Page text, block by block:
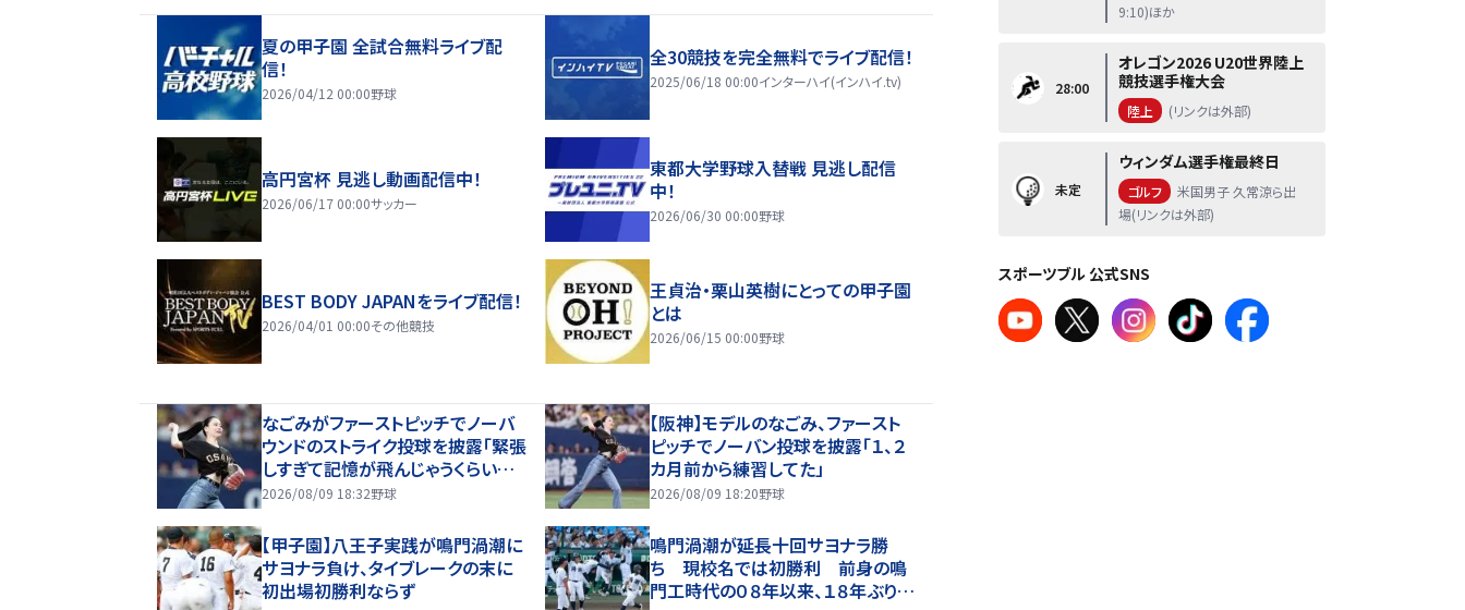
夏の甲子園 全試合無料ライブ配
信！
2026/04/12 00:00野球
全30競技を完全無料でライブ配信！
2025/06/18 00:00インターハイ(インハイ.tv)
高円宮杯 見逃し動画配信中！
2026/06/17 00:00サッカー
東都大学野球入替戦 見逃し配信
中！
2026/06/30 00:00野球
BEST BODY JAPANをライブ配信！
2026/04/01 00:00その他競技
王貞治・栗山英樹にとっての甲子園
とは
2026/06/15 00:00野球
なごみがファーストピッチでノーバ
ウンドのストライク投球を披露「緊張
しすぎて記憶が飛んじゃうくらいだ
った」黒虎モチーフグッズのイメージ
2026/08/09 18:32野球
【阪神】モデルのなごみ、ファースト
ピッチでノーバン投球を披露「１、２
カ月前から練習してた」
2026/08/09 18:20野球
【甲子園】八王子実践が鳴門渦潮に
サヨナラ負け、タイブレークの末に
初出場初勝利ならず
鳴門渦潮が延長十回サヨナラ勝
ち 現校名では初勝利 前身の鳴
門工時代の０８年以来、１８年ぶり甲
9:10)ほか
28:00
オレゴン2026 U20世界陸上
競技選手権大会
陸上 (リンクは外部)
未定
ウィンダム選手権最終日
ゴルフ
米国男子 久常涼ら出
場(リンクは外部)
スポーツブル 公式SNS